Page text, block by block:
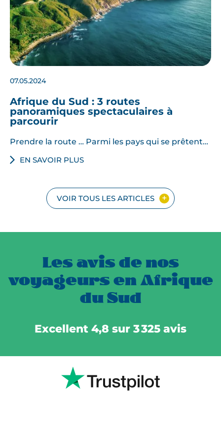
07.05.2024
Afrique du Sud : 3 routes
panoramiques spectaculaires à
parcourir
Prendre la route … Parmi les pays qui se prêtent…
EN SAVOIR PLUS
VOIR TOUS LES ARTICLES
Les avis de nos
voyageurs en Afrique
du Sud
Excellent 4,8 sur 3 325 avis